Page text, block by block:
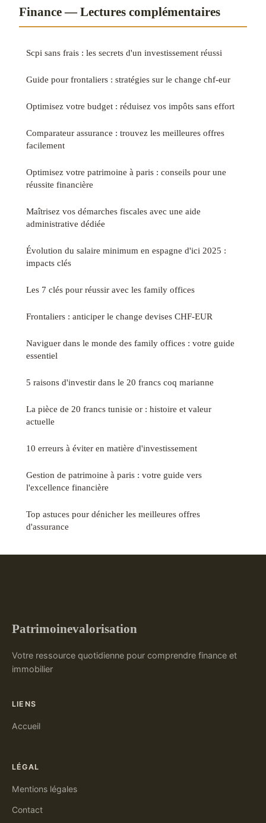
Finance — Lectures complémentaires
Scpi sans frais : les secrets d'un investissement réussi
Guide pour frontaliers : stratégies sur le change chf-eur
Optimisez votre budget : réduisez vos impôts sans effort
Comparateur assurance : trouvez les meilleures offres
facilement
Optimisez votre patrimoine à paris : conseils pour une
réussite financière
Maîtrisez vos démarches fiscales avec une aide
administrative dédiée
Évolution du salaire minimum en espagne d'ici 2025 :
impacts clés
Les 7 clés pour réussir avec les family offices
Frontaliers : anticiper le change devises CHF-EUR
Naviguer dans le monde des family offices : votre guide
essentiel
5 raisons d'investir dans le 20 francs coq marianne
La pièce de 20 francs tunisie or : histoire et valeur
actuelle
10 erreurs à éviter en matière d'investissement
Gestion de patrimoine à paris : votre guide vers
l'excellence financière
Top astuces pour dénicher les meilleures offres
d'assurance
Patrimoinevalorisation
Votre ressource quotidienne pour comprendre finance et
immobilier
LIENS
Accueil
LÉGAL
Mentions légales
Contact